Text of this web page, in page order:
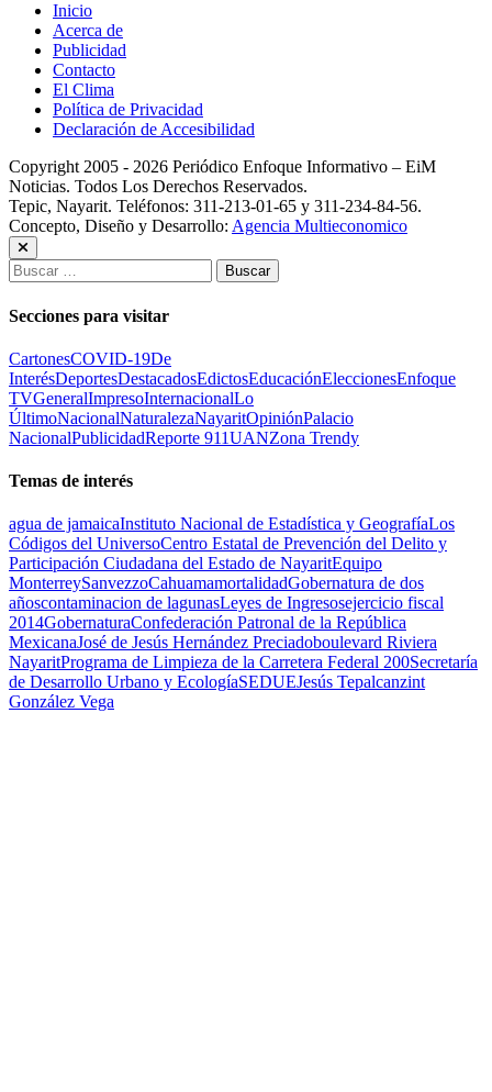
Inicio
Acerca de
Publicidad
Contacto
El Clima
Política de Privacidad
Declaración de Accesibilidad
Copyright 2005 - 2026 Periódico Enfoque Informativo – EiM
Noticias. Todos Los Derechos Reservados.
Tepic, Nayarit. Teléfonos: 311-213-01-65 y 311-234-84-56.
Concepto, Diseño y Desarrollo: Agencia Multieconomico
Buscar:
Secciones para visitar
CartonesCOVID-19De
InterésDeportesDestacadosEdictosEducaciónEleccionesEnfoque
TVGeneralImpresoInternacionalLo
ÚltimoNacionalNaturalezaNayaritOpiniónPalacio
NacionalPublicidadReporte 911UANZona Trendy
Temas de interés
agua de jamaicaInstituto Nacional de Estadística y GeografíaLos
Códigos del UniversoCentro Estatal de Prevención del Delito y
Participación Ciudadana del Estado de NayaritEquipo
MonterreySanvezzoCahuamamortalidadGobernatura de dos
añoscontaminacion de lagunasLeyes de Ingresosejercicio fiscal
2014GobernaturaConfederación Patronal de la República
MexicanaJosé de Jesús Hernández Preciadoboulevard Riviera
NayaritPrograma de Limpieza de la Carretera Federal 200Secretaría
de Desarrollo Urbano y EcologíaSEDUEJesús Tepalcanzint
González Vega